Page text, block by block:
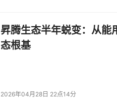
昇腾生态半年蜕变：从能
态根基
2026年04月28日 22点14分